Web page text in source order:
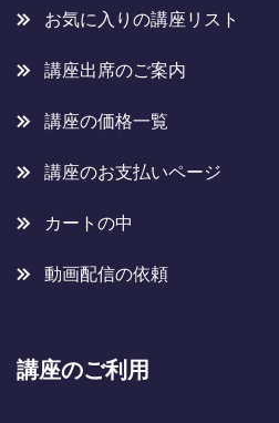
お気に入りの講座リスト
講座出席のご案内
講座の価格一覧
講座のお支払いページ
カートの中
動画配信の依頼
講座のご利用